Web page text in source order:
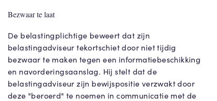
Bezwaar te laat
De belastingplichtige beweert dat zijn
belastingadviseur tekortschiet door niet tijdig
bezwaar te maken tegen een informatiebeschikking
en navorderingsaanslag. Hij stelt dat de
belastingadviseur zijn bewijspositie verzwakt door
deze "beroerd" te noemen in communicatie met de